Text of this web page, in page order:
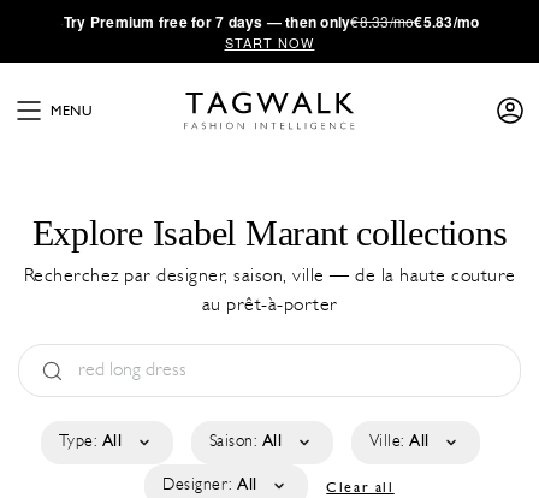
·Try Premium free for 7 days — then only€8.33/mo€5.83/mo
START NOW
MENU
Explore Isabel Marant collections
Recherchez par designer, saison, ville — de la haute couture
au prêt-à-porter
Type: All Saison: All Ville: All
Designer: All Clear all